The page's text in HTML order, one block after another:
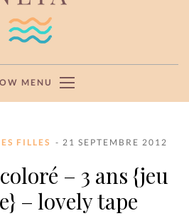
MENU
FILLES - 21 SEPTEMBRE 2012
– 3 ans {jeu
– lovely tape